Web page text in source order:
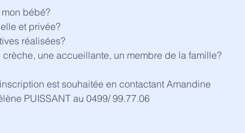
bébé?
et privée?
réalisées?
une accueillante, un membre de la famille?
est souhaitée en contactant Amandine
PUISSANT au 0499/ 99.77.06